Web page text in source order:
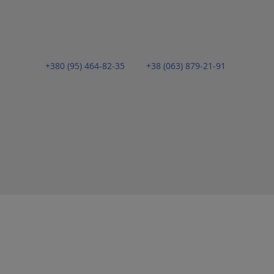
+380 (95) 464-82-35 +38 (063) 879-21-91